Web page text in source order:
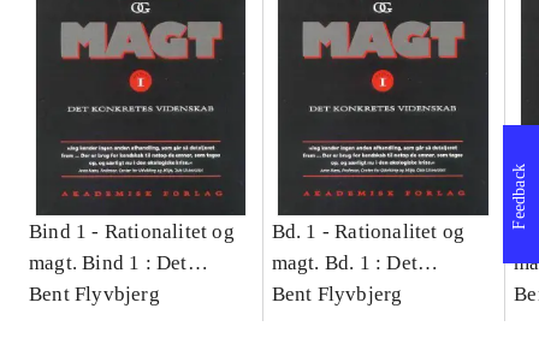
Bind 1 - Rationalitet og
magt. Bind 1 : Det
konkretes videnskab
Bent Flyvbjerg
Bd. 1 -Rationalitet og
magt. Bd. 1 : Det
konkretes videnskab
Bent Flyvbjerg
Feedback